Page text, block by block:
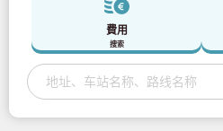
費用
搜索